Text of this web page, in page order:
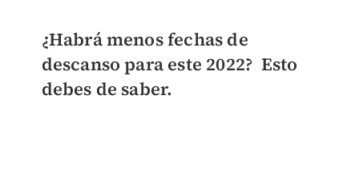
¿Habrá menos fechas de
descanso para este 2022? Esto
debes de saber.